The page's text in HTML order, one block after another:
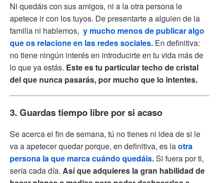
Ni quedáis con sus amigos, ni a la otra persona le
apetece ir con los tuyos. De presentarte a alguien de la
familia ni hablemos, y mucho menos de publicar algo
que os relacione en las redes sociales. En definitiva:
no tiene ningún interés en introducirte en tu vida más de
lo que ya estás. Este es tu particular techo de cristal
del que nunca pasarás, por mucho que lo intentes.
3. Guardas tiempo libre por si acaso
Se acerca el fin de semana, tú no tienes ni idea de si le
va a apetecer quedar porque, en definitiva, es laotra
persona la que marca cuándo quedáis.Si fuera por ti,
sería cada día. Así que adquieres la gran habilidad de